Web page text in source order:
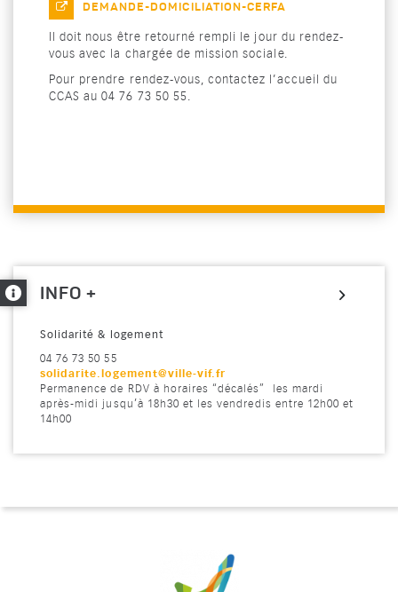
DEMANDE-DOMICILIATION-CERFA
Il doit nous être retourné rempli le jour du rendez-
vous avec la chargée de mission sociale.
Pour prendre rendez-vous, contactez l’accueil du
CCAS au 04 76 73 50 55.
INFO +
Solidarité & logement
04 76 73 50 55
solidarite.logement@ville-vif.fr
Permanence de RDV à horaires “décalés” les mardi
après-midi jusqu’à 18h30 et les vendredis entre 12h00 et
14h00